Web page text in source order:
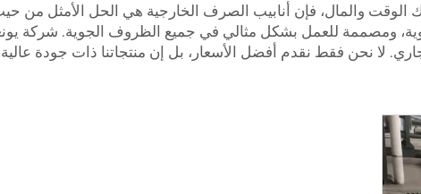
والمال، فإن أنابيب الصرف الخارجية هي الحل الأمثل من حيث
ومصممة للعمل بشكل مثالي في جميع الظروف الجوية. شركة
لا نحن فقط نقدم أفضل الأسعار، بل إن منتجاتنا ذات جودة